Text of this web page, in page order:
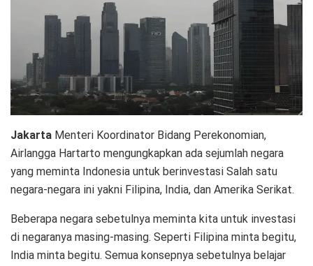
Jakarta Menteri Koordinator Bidang Perekonomian,
Airlangga Hartarto mengungkapkan ada sejumlah negara
yang meminta Indonesia untuk berinvestasi Salah satu
negara-negara ini yakni Filipina, India, dan Amerika Serikat.
Beberapa negara sebetulnya meminta kita untuk investasi
di negaranya masing-masing. Seperti Filipina minta begitu,
India minta begitu. Semua konsepnya sebetulnya belajar